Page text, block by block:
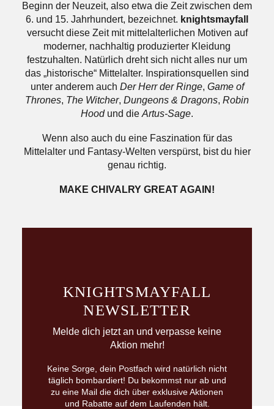
Beginn der Neuzeit, also etwa die Zeit zwischen dem
6. und 15. Jahrhundert, bezeichnet. knightsmayfall
versucht diese Zeit mit mittelalterlichen Motiven auf
moderner, nachhaltig produzierter Kleidung
festzuhalten. Natürlich dreht sich nicht alles nur um
das „historische“ Mittelalter. Inspirationsquellen sind
unter anderem auch Der Herr der Ringe, Game of
Thrones, The Witcher, Dungeons & Dragons, Robin
Hoodund die Artus-Sage.
Wenn also auch du eine Faszination für das
Mittelalter und Fantasy-Welten verspürst, bist du hier
genau richtig.
MAKE CHIVALRY GREAT AGAIN!
KNIGHTS­MAYFALL
NEWSLETTER
Melde dich jetzt an und verpasse keine
Aktion mehr!
Keine Sorge, dein Postfach wird natürlich nicht
täglich bombardiert! Du bekommst nur ab und
zu eine Mail die dich über exklusive Aktionen
und Rabatte auf dem Laufenden hält.